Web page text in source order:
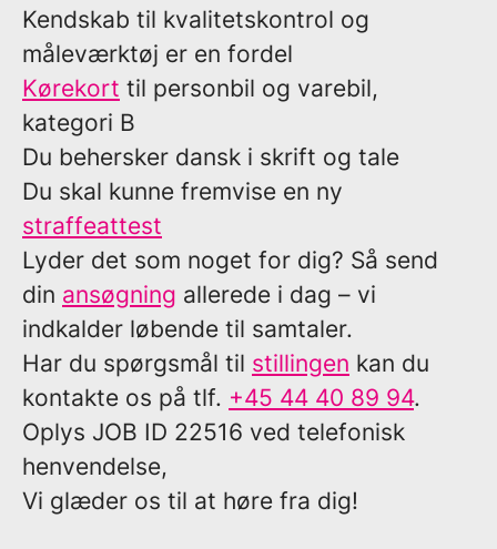
Kendskab til kvalitetskontrol og
måleværktøj er en fordel
Kørekort til personbil og varebil,
kategori B
Du behersker dansk i skrift og tale
Du skal kunne fremvise en ny
straffeattest
Lyder det som noget for dig? Så send
din ansøgning allerede i dag – vi
indkalder løbende til samtaler.
Har du spørgsmål til stillingen kan du
kontakte os på tlf. +45 44 40 89 94.
Oplys JOB ID 22516 ved telefonisk
henvendelse,
Vi glæder os til at høre fra dig!